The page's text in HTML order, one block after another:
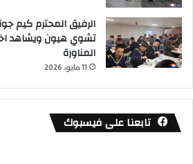
الرفيق المحترم كيم
تشوي هيون ويشاهد
المناورة
11 مايو، 2026
تابعنا على فيسبوك